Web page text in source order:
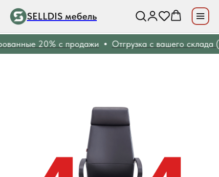
SELLDIS мебель
20% с продажи Отгрузка с вашего склада